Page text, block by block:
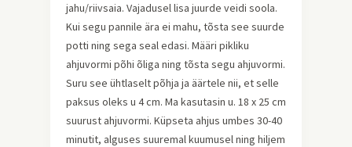
jahu/riivsaia. Vajadusel lisa juurde veidi soola.
Kui segu pannile ära ei mahu, tõsta see suurde
potti ning sega seal edasi. Määri pikliku
ahjuvormi põhi õliga ning tõsta segu ahjuvormi.
Suru see ühtlaselt põhja ja äärtele nii, et selle
paksus oleks u 4 cm. Ma kasutasin u. 18 x 25 cm
suurust ahjuvormi. Küpseta ahjus umbes 30-40
minutit, alguses suuremal kuumusel ning hiljem